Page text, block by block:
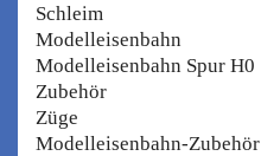
Schleim
Modelleisenbahn
Modelleisenbahn Spur H0
Zubehör
Züge
Modelleisenbahn-Zubehör